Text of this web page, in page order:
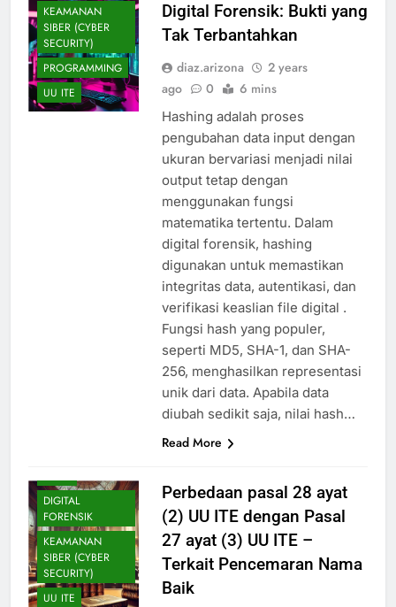
KEAMANAN
SIBER (CYBER
SECURITY)
PROGRAMMING
UU ITE
Digital Forensik: Bukti yang
Tak Terbantahkan
diaz.arizona
2 years
ago
0 6 mins
Hashing adalah proses
pengubahan data input dengan
ukuran bervariasi menjadi nilai
output tetap dengan
menggunakan fungsi
matematika tertentu. Dalam
digital forensik, hashing
digunakan untuk memastikan
integritas data, autentikasi, dan
verifikasi keaslian file digital .
Fungsi hash yang populer,
seperti MD5, SHA-1, dan SHA-
256, menghasilkan representasi
unik dari data. Apabila data
diubah sedikit saja, nilai hash…
Read More
DIGITAL
FORENSIK
KEAMANAN
SIBER (CYBER
SECURITY)
UU ITE
Perbedaan pasal 28 ayat
(2) UU ITE dengan Pasal
27 ayat (3) UU ITE –
Terkait Pencemaran Nama
Baik